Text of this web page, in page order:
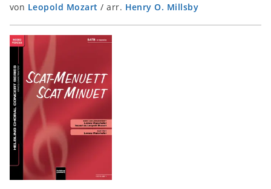
von Leopold Mozart /arr. Henry O. Millsby